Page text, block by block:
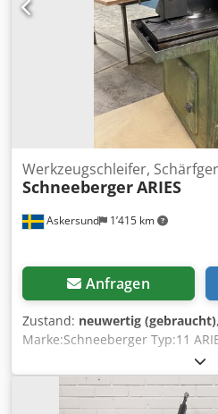
Askersund 1’415 km
Werkzeugschleifer,
SchneebergerARIES
Anfragen
Zustand: neuwertig (gebraucht)
Marke:Schneeberger Typ:11
Werkzeugschärfgerät
Nr:2001616TKG Chsdpfxsllwx Ej